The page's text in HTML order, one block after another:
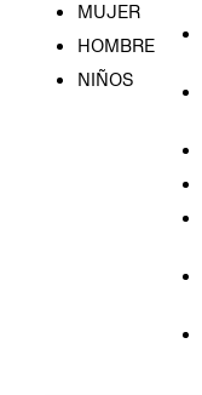
MUJER
HOMBRE
NIÑOS